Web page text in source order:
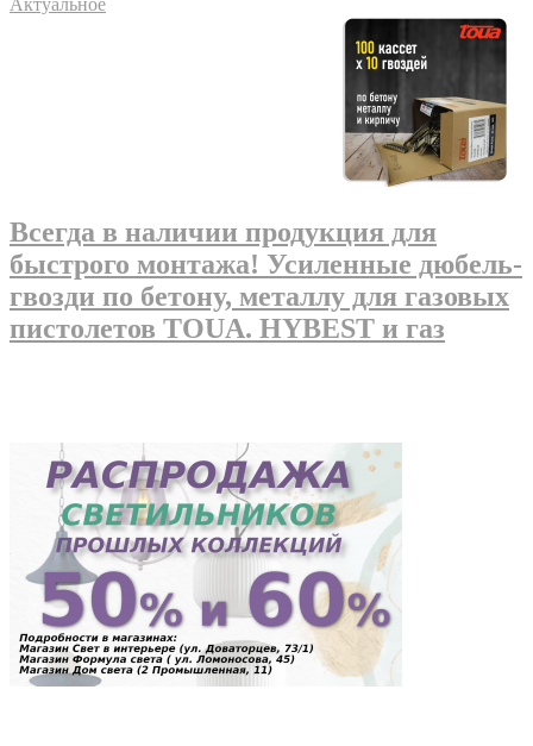
Актуальное
Всегда в наличии продукция для
быстрого монтажа! Усиленные дюбель-
гвозди по бетону, металлу для газовых
пистолетов TOUA. HYBEST и газ